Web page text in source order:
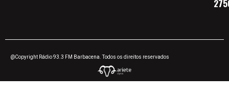
@Copyright Rádio 93.3 FM Barbacena. Todos os direitos reservados